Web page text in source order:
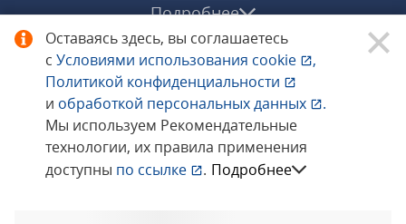
Оставаясь здесь, вы соглашаетесь
с Условиями использования cookie
,
Политикой конфиденциальности
и обработкой персональных данных
.
Мы используем Рекомендательные
технологии, их правила применения
доступны по ссылке . Подробнее
Подробнее
© 1998−2026 «1С‑Рарус» ®. Все права
защищены.
Сообщить об ошибке